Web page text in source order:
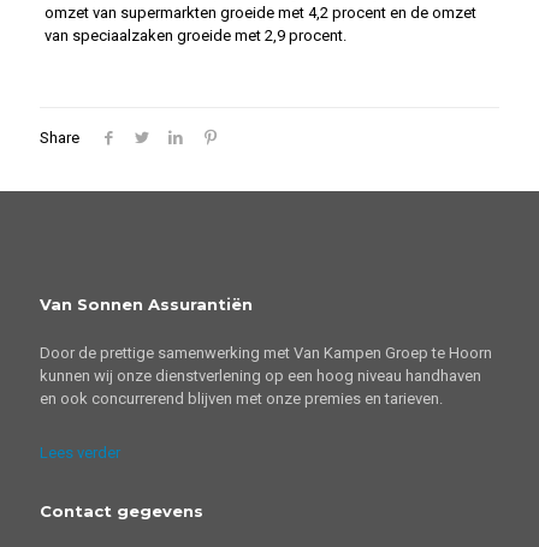
omzet van supermarkten groeide met 4,2 procent en de omzet
van speciaalzaken groeide met 2,9 procent.
Share
Van Sonnen Assurantiën
Door de prettige samenwerking met Van Kampen Groep te Hoorn
kunnen wij onze dienstverlening op een hoog niveau handhaven
en ook concurrerend blijven met onze premies en tarieven.
Lees verder
Contact gegevens